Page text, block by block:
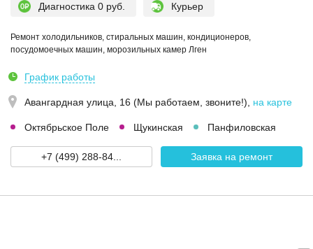
Диагностика 0 руб. Курьер
Ремонт холодильников, стиральных машин, кондиционеров,
посудомоечных машин, морозильных камер Лген
График работы
Авангардная улица, 16 (Мы работаем, звоните!) на карте
Октябрьское Поле Щукинская Панфиловская
+7 (499) 288-84... Заявка на ремонт